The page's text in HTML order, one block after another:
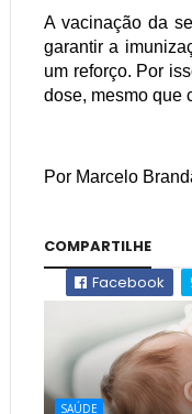
A vacinação da
garantir a
um reforço. Por
dose, mesmo que
Por Marcelo
COMPARTILHE
Facebook
SAÚDE